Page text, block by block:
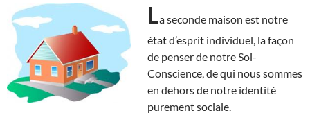
La seconde maison est notre
état d’esprit individuel, la façon
de penser de notre Soi-
Conscience, de qui nous sommes
en dehors de notre identité
purement sociale.